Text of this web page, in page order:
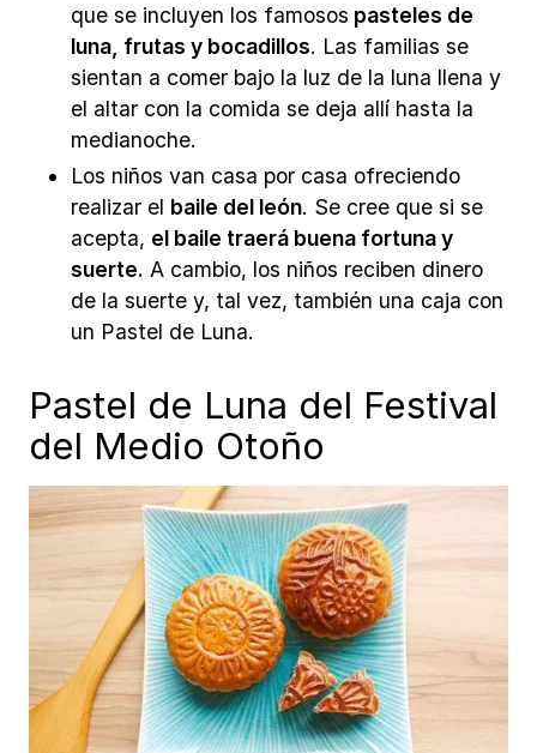
que se incluyen los famosos pasteles de
luna, frutas y bocadillos. Las familias se
sientan a comer bajo la luz de la luna llena y
el altar con la comida se deja allí hasta la
medianoche.
Los niños van casa por casa ofreciendo
realizar el baile del león. Se cree que si se
acepta, el baile traerá buena fortuna y
suerte. A cambio, los niños reciben dinero
de la suerte y, tal vez, también una caja con
un Pastel de Luna.
Pastel de Luna del Festival
del Medio Otoño